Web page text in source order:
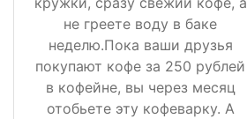
не греете воду в баке
неделю.Пока ваши друзья
покупают кофе за 250 рублей
в кофейне, вы через месяц
отобьете эту кофеварку. А